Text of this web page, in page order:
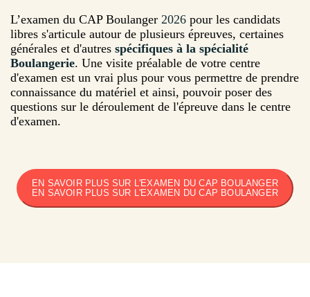
L’examen du CAP Boulanger 2026 pour les candidats
libres s'articule autour de plusieurs épreuves, certaines
générales et d'autres spécifiques à la spécialité
Boulangerie. Une visite préalable de votre centre
d'examen est un vrai plus pour vous permettre de prendre
connaissance du matériel et ainsi, pouvoir poser des
questions sur le déroulement de l'épreuve dans le centre
d'examen.
EN SAVOIR PLUS SUR L'EXAMEN DU CAP BOULANGER
EN SAVOIR PLUS SUR L'EXAMEN DU CAP BOULANGER